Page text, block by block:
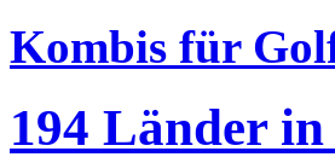
Kombis für
194 Länder